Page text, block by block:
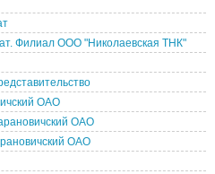
Филиал ООО "Николаевская ТНК"
ОАО
ОАО
ОАО